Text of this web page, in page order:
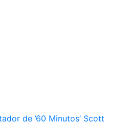
de ’60 Minutos’ Scott